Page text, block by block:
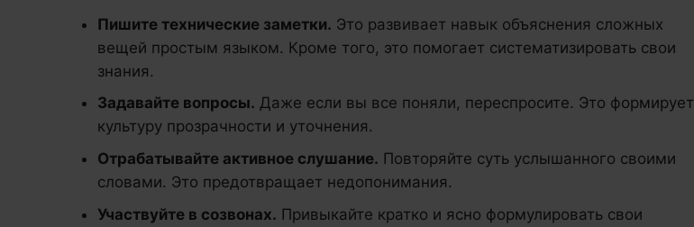
Пишите технические заметки. Это развивает навык объяснения сложных
вещей простым языком. Кроме того, это помогает систематизировать свои
знания.
Задавайте вопросы. Даже если вы все поняли, переспросите. Это формирует
культуру прозрачности и уточнения.
Отрабатывайте активное слушание. Повторяйте суть услышанного своими
словами. Это предотвращает недопонимания.
Участвуйте в созвонах. Привыкайте кратко и ясно формулировать свои